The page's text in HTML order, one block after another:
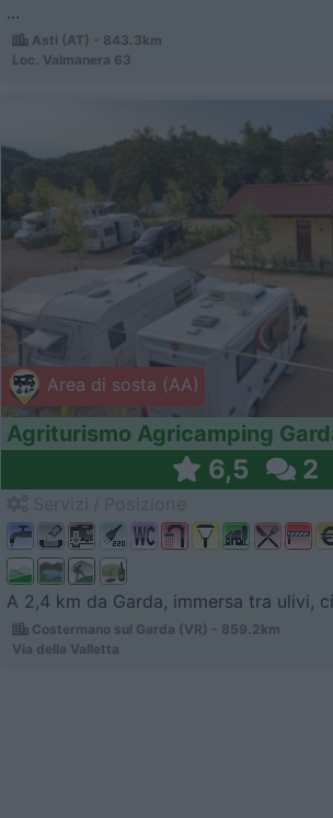
...
Asti (AT) - 843.3km
Loc. Valmanera 63
Area di sosta (AA)
Agriturismo Agricamping
6,5 2
A 2,4 km da Garda, immersa tra ulivi,
Costermano sul Garda (VR) - 859.2km
Via della Valletta